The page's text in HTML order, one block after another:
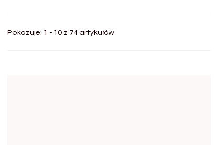
Pokazuje: 1 - 10 z 74 artykułów